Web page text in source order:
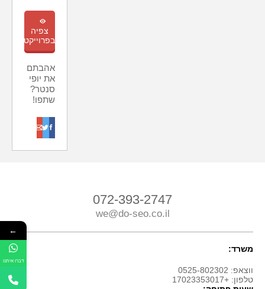
m
צפיה
בפרוייקט
אהבתם
את יופי
סנטר?
שתפו!
f
t
o
072-393-2747
we@do-seo.co.il
משרד:
ווצאפ: 0525-802302
טלפון: +17023353017
←
דברו איתנו